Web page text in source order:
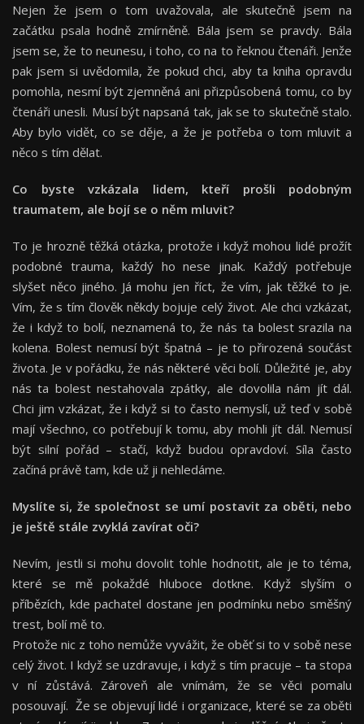
Nejen že jsem o tom uvažovala, ale skutečně jsem na
začátku psala hodně zmírněně. Bála jsem se pravdy. Bála
jsem se, že to neunesu, i toho, co na to řeknou čtenáři. Jenže
pak jsem si uvědomila, že pokud chci, aby ta kniha opravdu
pomohla, nesmí být zjemněná ani přizpůsobená tomu, co by
čtenáři unesli. Musí být napsaná tak, jak se to skutečně stalo.
Aby bylo vidět, co se děje, a že je potřeba o tom mluvit a
něco s tím dělat.
Co byste vzkázala lidem, kteří prošli podobným
traumatem, ale bojí se o něm mluvit?
To je hrozně těžká otázka, protože i když mohou lidé prožít
podobné trauma, každý ho nese jinak. Každý potřebuje
slyšet něco jiného. Já mohu jen říct, že vím, jak těžké to je.
Vím, že s tím člověk někdy bojuje celý život. Ale chci vzkázat,
že i když to bolí, neznamená to, že nás ta bolest srazila na
kolena. Bolest nemusí být špatná – je to přirozená součást
života. Je v pořádku, že nás některé věci bolí. Důležité je, aby
nás ta bolest nestahovala zpátky, ale dovolila nám jít dál.
Chci jim vzkázat, že i když si to často nemyslí, už teď v sobě
mají všechno, co potřebují k tomu, aby mohli jít dál. Nemusí
být silní pořád – stačí, když budou opravdoví. Síla často
začíná právě tam, kde už ji nehledáme.
Myslíte si, že společnost se umí postavit za oběti, nebo
je ještě stále zvyklá zavírat oči?
Nevím, jestli si mohu dovolit tohle hodnotit, ale je to téma,
které se mě pokaždé hluboce dotkne. Když slyším o
příbězích, kde pachatel dostane jen podmínku nebo směšný
trest, bolí mě to.
Protože nic z toho nemůže vyvážit, že oběť si to v sobě nese
celý život. I když se uzdravuje, i když s tím pracuje – ta stopa
v ní zůstává. Zároveň ale vnímám, že se věci pomalu
posouvají. Že se objevují lidé i organizace, které se za oběti